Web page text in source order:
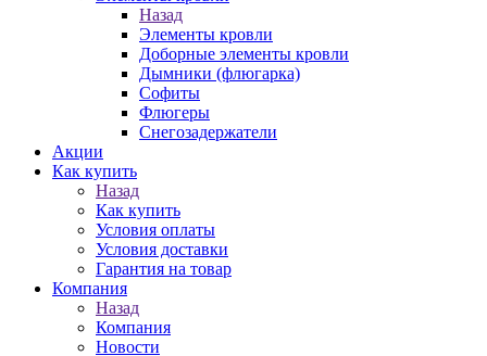
Назад
Элементы кровли
Доборные элементы кровли
Дымники (флюгарка)
Софиты
Флюгеры
Снегозадержатели
Акции
Как купить
Назад
Как купить
Условия оплаты
Условия доставки
Гарантия на товар
Компания
Назад
Компания
Новости